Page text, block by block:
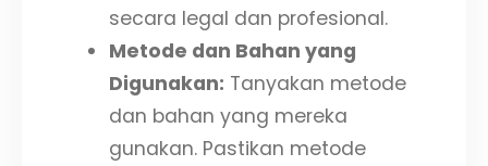
secara legal dan profesional.
Metode dan Bahan yang
Digunakan: Tanyakan metode
dan bahan yang mereka
gunakan. Pastikan metode